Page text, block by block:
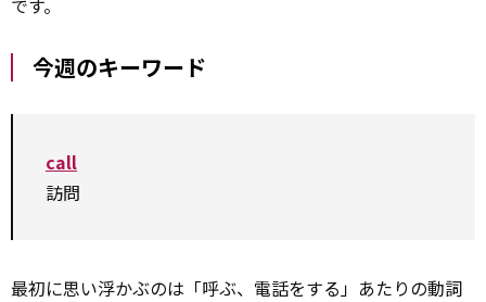
です。
今週のキーワード
call
訪問
最初に思い浮かぶのは「呼ぶ、電話をする」あたりの動詞